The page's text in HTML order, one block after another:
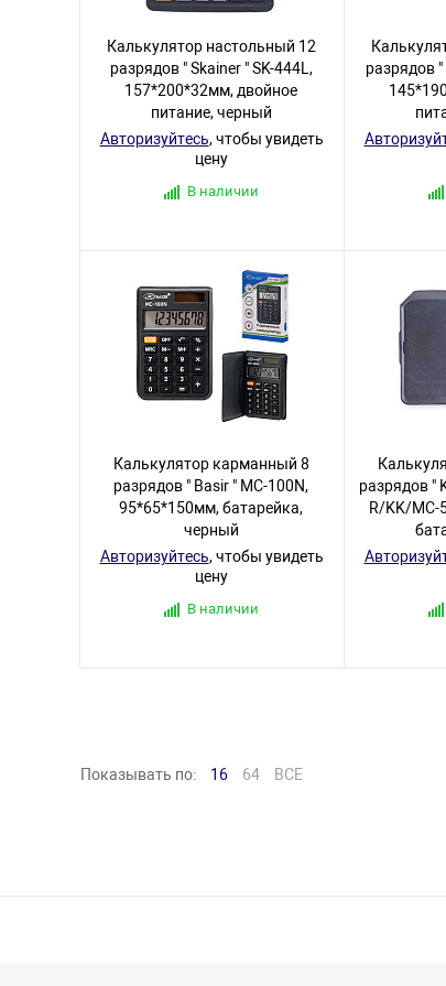
Калькулятор настольный 12
разрядов " Skainer " SK-444L,
157*200*32мм, двойное
питание, черный
Авторизуйтесь, чтобы увидеть
цену
В наличии
разрядов "
Калькулятор карманный 8
разрядов " Basir " МС-100N,
95*65*150мм, батарейка,
черный
Авторизуйтесь, чтобы увидеть
цену
В наличии
разрядов "
R/KK/MC-
Показывать по: 16 64 ВСЕ